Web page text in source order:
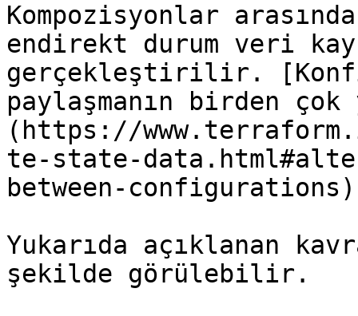
Kompozisyonlar
endirekt durum veri
gerçekleştirilir.
paylaşmanın birden
(https://
te-state-
between-
Yukarıda açıklanan
şekilde görülebilir.